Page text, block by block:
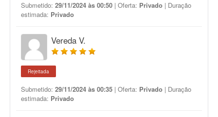
Submetido: 29/11/2024 às 00:50 | Oferta: Privado | Duração
estimada: Privado
Vereda V.
Rejeitada
Submetido: 29/11/2024 às 00:35 | Oferta: Privado | Duração
estimada: Privado